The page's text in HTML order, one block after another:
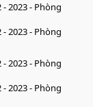
2023 - Phòng
2023 - Phòng
2023 - Phòng
2023 - Phòng